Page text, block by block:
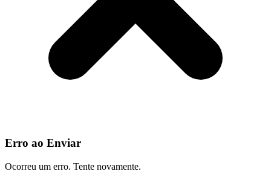
Erro ao Enviar
Ocorreu um erro. Tente novamente.